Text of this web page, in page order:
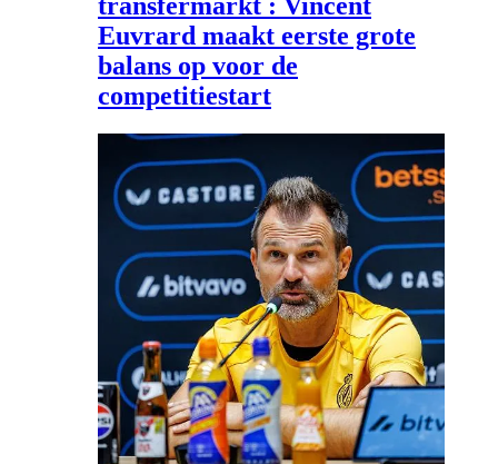
Euvrard maakt eerste grote
balans op voor de
competitiestart